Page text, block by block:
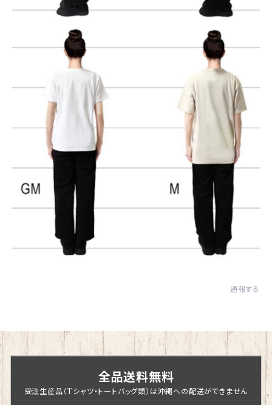
通報する
全品送料無料
受注生産品（Tシャツ・トートバッグ類）は沖縄への配送ができません